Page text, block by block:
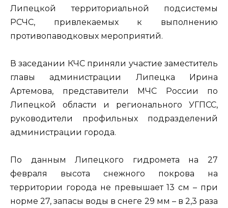
Липецкой территориальной подсистемы
РСЧС, привлекаемых к выполнению
противопаводковых мероприятий.
В заседании КЧС приняли участие заместитель
главы администрации Липецка Ирина
Артемова, представители МЧС России по
Липецкой области и регионального УГПСС,
руководители профильных подразделений
администрации города.
По данным Липецкого гидромета на 27
февраля высота снежного покрова на
территории города не превышает 13 см – при
норме 27, запасы воды в снеге 29 мм – в 2,3 раза